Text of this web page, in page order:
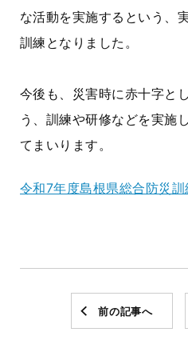
な活動を実施するという、
訓練となりました。
今後も、災害時に赤十字と
う、訓練や研修などを実施
てまいります。
令和7年度島根県総合防災
前の記事へ